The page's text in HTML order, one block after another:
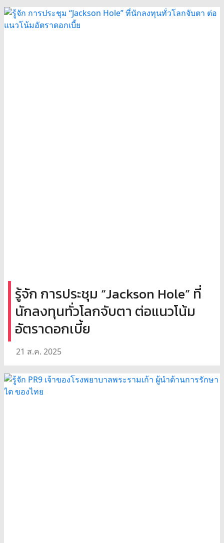
รู้จัก การประชุม “Jackson Hole” ที่
นักลงทุนทั่วโลกจับตา ต่อแนวโน้ม
อัตราดอกเบี้ย
21 ส.ค. 2025